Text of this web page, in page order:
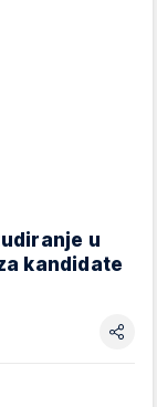
u
kandidate